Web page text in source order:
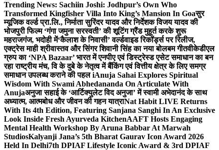
Trending News: Sachiin Joshi: Jodhpur’s Own Who
Transformed Kingfisher Villa Into King’s Mansion In Goaसुर
म्यूजिक वर्ल्ड प्रा.लि., निर्माता सुरिंदर यादव और निर्देशक विजय यादव की
भोजपुरी फिल्म ‘गंगा जमुना सरस्वती’ की शूटिंग ग्रैंड मुहूर्त करके शुरू
महराजगंज, भदोही में‘कैलाश के निवासी’ वर्ल्डवाइड रिकॉर्ड्स पर रिलीज,
एक्ट्रेस माही श्रीवास्तव और सिंगर शिवानी सिंह का नया बोलबम गीतवीकेडीएल
ग्रुप का ‘NPA Bazaar’ भारत में एनपीए एवं डिस्ट्रेस्ड एसेट समाधान का बन
रहा राष्ट्रीय मंच, वि के दुबे के नेतृत्व में बैंकिंग एवं वित्तीय क्षेत्र के लिए समग्र
समाधान उपलब्ध कराने की पहल iAnuja Sahai Explores Spiritual
Wisdom With Swami Abhedananda On Articulate With
Anujaअनुजा सहाई के ‘आर्टिक्युलेट विद अनुजा’ में स्वामी अभेदानंद के साथ
अध्यात्म, आत्मबोध और जीवन की गहन यात्राNat Habit LIVE Returns
With Its 4th Edition, Featuring Sanjana Sanghi In An Exclusive
Look Inside Fresh Ayurveda KitchenAAFT Hosts Engaging
Mental Health Workshop By Aruna Babbar At Marwah
StudiosKalyanji Jana’s 5th Bharat Gaurav Icon Award 2026
Held In Delhi7th DPIAF Lifestyle Iconic Award & 3rd DPIAF